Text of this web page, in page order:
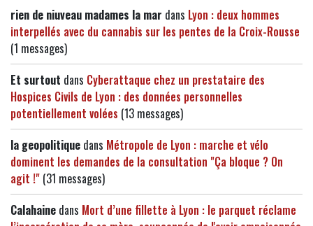
rien de niuveau madames la mar dans Lyon : deux hommes
interpellés avec du cannabis sur les pentes de la Croix-Rousse
(1 messages)
Et surtout dans Cyberattaque chez un prestataire des
Hospices Civils de Lyon : des données personnelles
potentiellement volées (13 messages)
la geopolitique dans Métropole de Lyon : marche et vélo
dominent les demandes de la consultation "Ça bloque ? On
agit !" (31 messages)
Calahaine dans Mort d’une fillette à Lyon : le parquet réclame